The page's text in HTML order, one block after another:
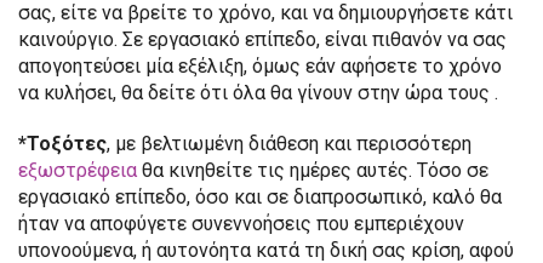
σας, είτε να βρείτε το χρόνο, και να δημιουργήσετε κάτι
καινούργιο. Σε εργασιακό επίπεδο, είναι πιθανόν να σας
απογοητεύσει μία εξέλιξη, όμως εάν αφήσετε το χρόνο
να κυλήσει, θα δείτε ότι όλα θα γίνουν στην ώρα τους .
*Τοξότες, με βελτιωμένη διάθεση και περισσότερη
εξωστρέφεια θα κινηθείτε τις ημέρες αυτές. Τόσο σε
εργασιακό επίπεδο, όσο και σε διαπροσωπικό, καλό θα
ήταν να αποφύγετε συνεννοήσεις που εμπεριέχουν
υπονοούμενα, ή αυτονόητα κατά τη δική σας κρίση, αφού